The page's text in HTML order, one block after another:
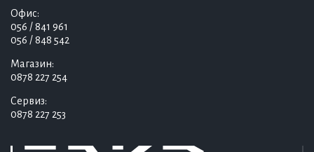
Офис:
056 / 841 961
056 / 848 542
Магазин:
0878 227 254
Сервиз:
0878 227 253